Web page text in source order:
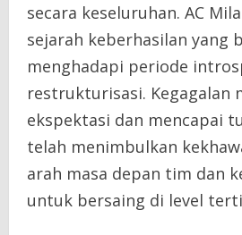
secara keseluruhan. AC
sejarah keberhasilan yang
menghadapi periode
restrukturisasi. Kegagalan
ekspektasi dan mencapai
telah menimbulkan
arah masa depan tim dan
untuk bersaing di level